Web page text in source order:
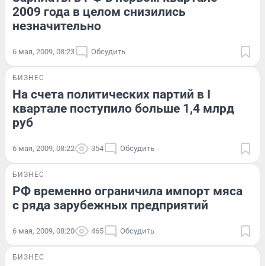
2009 года в целом снизились
незначительно
6 мая, 2009, 08:23 Обсудить
БИЗНЕС
На счета политических партий в I
квартале поступило больше 1,4 млрд
руб
6 мая, 2009, 08:22 354 Обсудить
БИЗНЕС
РФ временно ограничила импорт мяса
с ряда зарубежных предприятий
6 мая, 2009, 08:20 465 Обсудить
БИЗНЕС